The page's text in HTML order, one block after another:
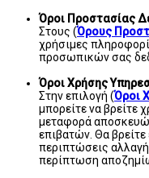
Όροι Προστασίας
Στους (Όρους
χρήσιμες
προσωπικών σας
Όροι Χρήσης
Στην επιλογή (Όροι
μπορείτε να βρείτε
μεταφορά
επιβατών. Θα βρείτε
περιπτώσεις
περίπτωση